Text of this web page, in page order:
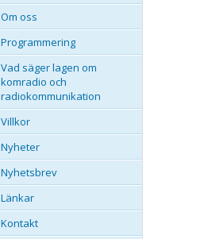
Om oss
Programmering
Vad säger lagen om
komradio och
radiokommunikation
Villkor
Nyheter
Nyhetsbrev
Länkar
Kontakt